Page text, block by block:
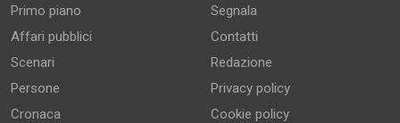
Primo piano
Affari pubblici
Scenari
Persone
Cronaca
Segnala
Contatti
Redazione
Privacy policy
Cookie policy